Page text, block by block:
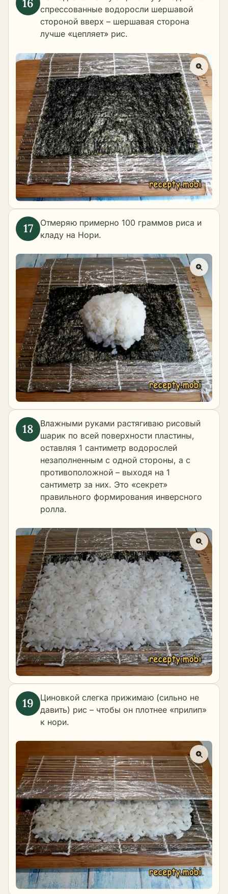
спрессованные водоросли шершавой
стороной вверх – шершавая сторона
лучше «цепляет» рис.
Отмеряю примерно 100 граммов риса и
кладу на Нори.
Влажными руками растягиваю рисовый
шарик по всей поверхности пластины,
оставляя 1 сантиметр водорослей
незаполненным с одной стороны, а с
противоположной – выходя на 1
сантиметр за них. Это «секрет»
правильного формирования инверсного
ролла.
Циновкой слегка прижимаю (сильно не
давить) рис – чтобы он плотнее «прилип»
к нори.